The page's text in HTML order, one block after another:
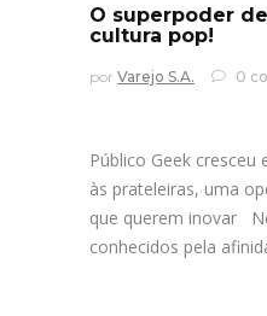
O superpoder
cultura pop!
por Varejo S.A. 0
Público Geek cresceu
às prateleiras, uma
que querem inovar
conhecidos pela